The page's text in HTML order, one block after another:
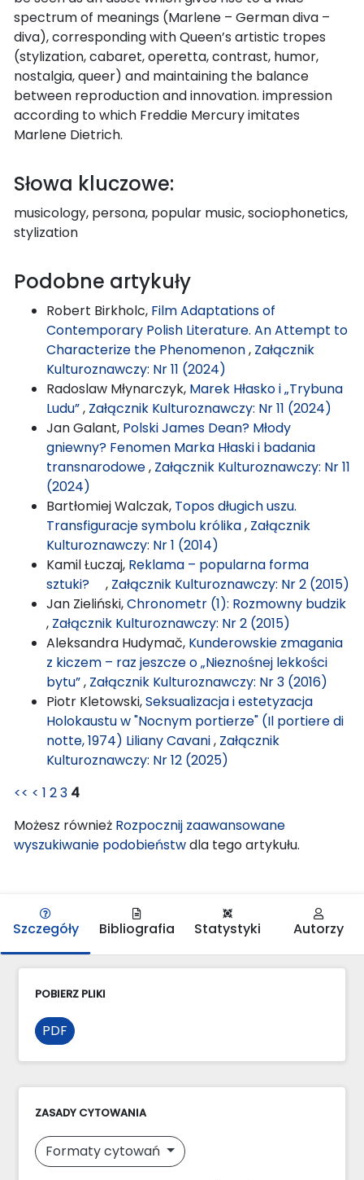
spectrum of meanings (Marlene – German diva –
diva), corresponding with Queen’s artistic tropes
(stylization, cabaret, operetta, contrast, humor,
nostalgia, queer) and maintaining the balance
between reproduction and innovation. impression
according to which Freddie Mercury imitates
Marlene Dietrich.
Słowa kluczowe:
musicology, persona, popular music, sociophonetics,
stylization
Podobne artykuły
Robert Birkholc, Film Adaptations of
Contemporary Polish Literature. An Attempt to
Characterize the Phenomenon, Załącznik
Kulturoznawczy: Nr 11 (2024)
Radoslaw Młynarczyk, Marek Hłasko i „Trybuna
Ludu”, Załącznik Kulturoznawczy: Nr 11 (2024)
Jan Galant, Polski James Dean? Młody
gniewny? Fenomen Marka Hłaski i badania
transnarodowe, Załącznik Kulturoznawczy: Nr 11
(2024)
Bartłomiej Walczak, Topos długich uszu.
Transfiguracje symbolu królika, Załącznik
Kulturoznawczy: Nr 1 (2014)
Kamil Łuczaj, Reklama – popularna forma
sztuki? , Załącznik Kulturoznawczy: Nr 2 (2015)
Jan Zieliński,Chronometr (1): Rozmowny budzik
, Załącznik Kulturoznawczy: Nr 2 (2015)
Aleksandra Hudymač, Kunderowskie zmagania
z kiczem – raz jeszcze o „Nieznośnej lekkości
bytu”, Załącznik Kulturoznawczy: Nr 3 (2016)
Piotr Kletowski,Seksualizacja i estetyzacja
Holokaustu w "Nocnym portierze" (Il portiere di
notte, 1974) Liliany Cavani, Załącznik
Kulturoznawczy: Nr 12 (2025)
<< < 1 23 4
Możesz również Rozpocznij zaawansowane
wyszukiwanie podobieństwdla tego artykułu.
Szczegóły Bibliografia Statystyki Autorzy
POBIERZ PLIKI
PDF
ZASADY CYTOWANIA
Formaty cytowań